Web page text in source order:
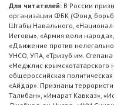
Для читателей: В России
организации ФБК (Фонд
Штабы Навального,
Иеговы», «Армия воли
«Движение против
УНСО, УПА, «Тризуб им.
«Меджлис крымскотатарского
общероссийская
«Айдар». Признаны
Талибан», «Имарат Кавказ»,